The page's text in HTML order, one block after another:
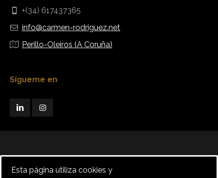
+(34) 617437365
info@carmen-rodriguez.net
Perillo-Oleiros (A Coruña)
Sígueme en
Copyright © Carmen Rodríguez
Esta página utiliza cookies y